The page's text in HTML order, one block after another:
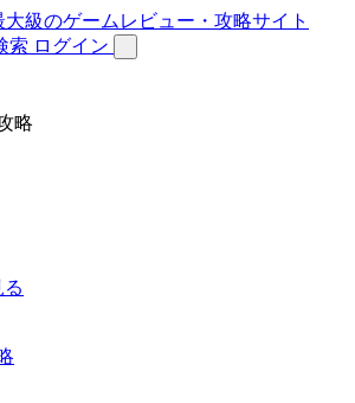
索 ログイン
略